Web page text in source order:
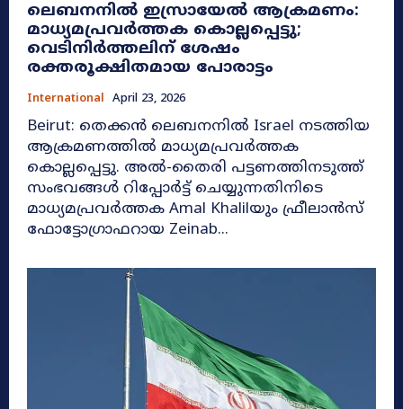
ലെബനനിൽ ഇസ്രായേൽ ആക്രമണം:
മാധ്യമപ്രവർത്തക കൊല്ലപ്പെട്ടു;
വെടിനിർത്തലിന് ശേഷം
രക്തരൂക്ഷിതമായ പോരാട്ടം
International April 23, 2026
Beirut: തെക്കൻ ലെബനനിൽ Israel നടത്തിയ
ആക്രമണത്തിൽ മാധ്യമപ്രവർത്തക
കൊല്ലപ്പെട്ടു. അൽ-തൈരി പട്ടണത്തിനടുത്ത്
സംഭവങ്ങൾ റിപ്പോർട്ട് ചെയ്യുന്നതിനിടെ
മാധ്യമപ്രവർത്തക Amal Khalilയും ഫ്രീലാൻസ്
ഫോട്ടോഗ്രാഫറായ Zeinab...